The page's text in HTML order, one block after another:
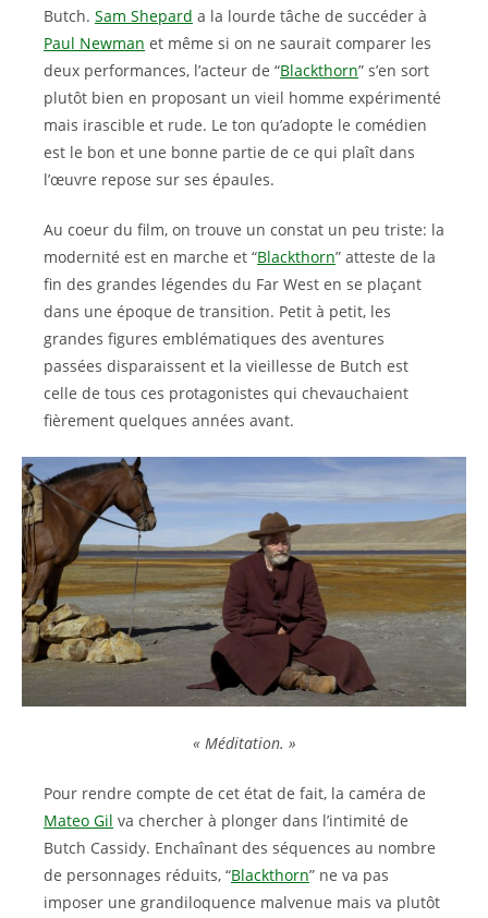
Butch. Sam Shepard a la lourde tâche de succéder à
Paul Newman et même si on ne saurait comparer les
deux performances, l’acteur de “Blackthorn” s’en sort
plutôt bien en proposant un vieil homme expérimenté
mais irascible et rude. Le ton qu’adopte le comédien
est le bon et une bonne partie de ce qui plaît dans
l’œuvre repose sur ses épaules.
Au coeur du film, on trouve un constat un peu triste: la
modernité est en marche et “Blackthorn” atteste de la
fin des grandes légendes du Far West en se plaçant
dans une époque de transition. Petit à petit, les
grandes figures emblématiques des aventures
passées disparaissent et la vieillesse de Butch est
celle de tous ces protagonistes qui chevauchaient
fièrement quelques années avant.
« Méditation. »
Pour rendre compte de cet état de fait, la caméra de
Mateo Gil va chercher à plonger dans l’intimité de
Butch Cassidy. Enchaînant des séquences au nombre
de personnages réduits, “Blackthorn” ne va pas
imposer une grandiloquence malvenue mais va plutôt